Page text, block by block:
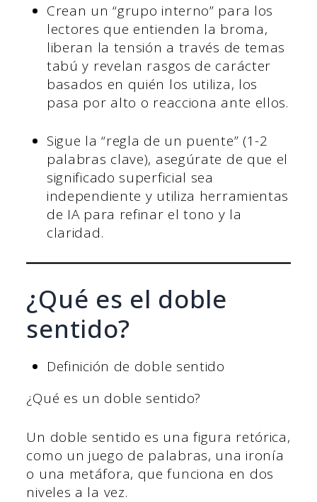
Crean un “grupo interno” para los
lectores que entienden la broma,
liberan la tensión a través de temas
tabú y revelan rasgos de carácter
basados en quién los utiliza, los
pasa por alto o reacciona ante ellos.
Sigue la “regla de un puente” (1-2
palabras clave), asegúrate de que el
significado superficial sea
independiente y utiliza herramientas
de IA para refinar el tono y la
claridad.
¿Qué es el doble
sentido?
Definición de doble sentido
¿Qué es un doble sentido?
Un doble sentido es una figura retórica,
como un juego de palabras, una ironía
o una metáfora, que funciona en dos
niveles a la vez.